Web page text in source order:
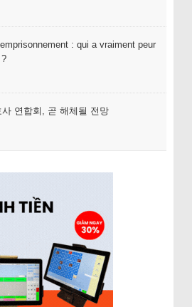
: qui a vraiment peur
연합회, 곧 해체될 전망